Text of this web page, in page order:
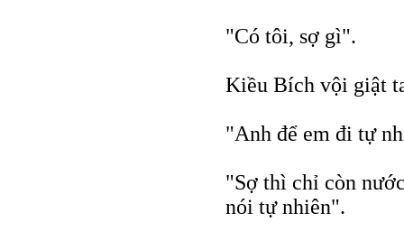
"Có tôi, sợ gì".
Kiều Bích vội giật
"Anh để em đi tự
"Sợ thì chỉ còn
nói tự nhiên".